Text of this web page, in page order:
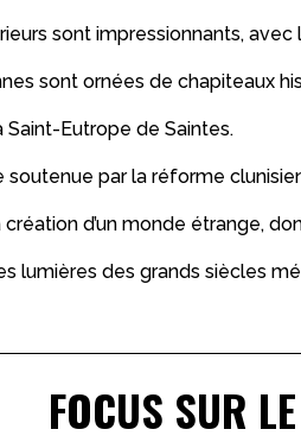
sont impressionnants,
sont ornées de chapiteaux
Saint-Eutrope de Saintes.
soutenue par la réforme
d’un monde étrange,
lumières des grands siècles
FOCUS SUR